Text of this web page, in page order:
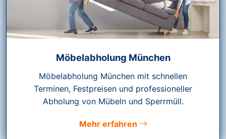
Möbelabholung München
Möbelabholung München mit schnellen
Terminen, Festpreisen und professioneller
Abholung von Mübeln und Sperrmüll.
Mehr erfahren